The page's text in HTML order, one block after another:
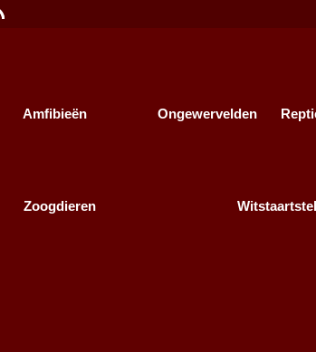
Amfibieën Ongewervelden
Zoogdieren